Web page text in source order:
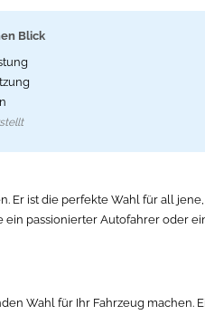
Blick
Er ist die perfekte Wahl für all
passionierter Autofahrer oder
Wahl für Ihr Fahrzeug machen.